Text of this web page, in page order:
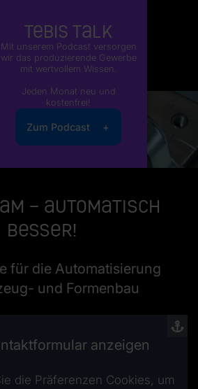
Tebis Talk
Mit unserem Podcast versorgen
wir das produzierende Gewerbe
mit wertvollem Wissen.
Jeden Monat neu und
kostenfrei!
Zum Podcast
– automatisch
besser!
für die Automatisierung
und Formenbau
anzeigen
die Präferenzen Cookies, um